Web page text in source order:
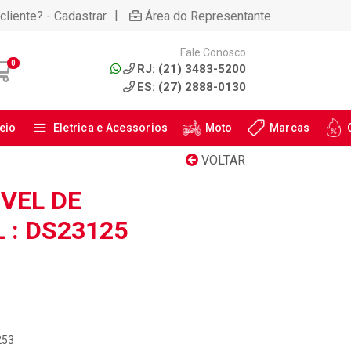
- Cadastrar | Área do Representante
0
Fale Conosco
RJ: (21) 3483-5200
ES: (27) 2888-0130
Eletrica e Acessorios Moto Marcas
VOLTAR
DE
: DS23125